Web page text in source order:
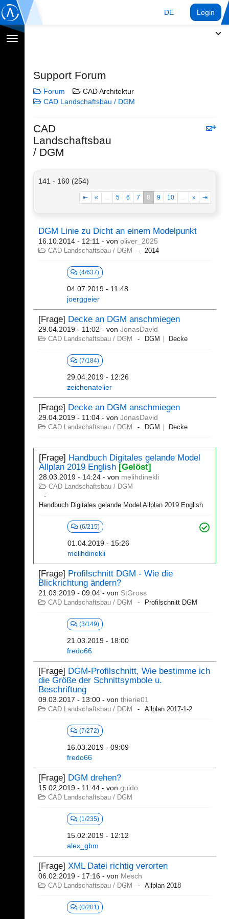
DE Login
Navigation
Support Forum
Forum
CAD Architektur
CAD Landschaftsbau / DGM
CAD
Landschaftsbau
/ DGM
141 - 160 (254)
⇤ « ... 5 6 7 8 9 10 ... » ⇥
DGM Linie zu Dicht an einem Modelpunkt
16.10.2014 - 12:11 - von oliver_2025
CAD Landschaftsbau / DGM 2014
(4/637)
04.07.2019 - 11:48
joerggeier
[Frage] Decke an DGM anschmiegen
29.04.2019 - 11:02 - von JonasDavid
CAD Landschaftsbau / DGM DGM Decke
(7/184)
29.04.2019 - 12:26
zeichenatelier
[Frage] Decke an DGM anschmiegen
29.04.2019 - 11:04 - von JonasDavid
CAD Landschaftsbau / DGM DGM Decke
[Frage] Handbuch Digitales gelande Model
Allplan 2019 English [Gelöst]
28.03.2019 - 14:24 - von melihdinekli
CAD Landschaftsbau / DGM
Handbuch Digitales gelande Model Allplan 2019 English
(6/215)
01.04.2019 - 15:26
melihdinekli
[Frage] Profilschnitt DGM - Wie die
Blickrichtung ändern?
21.03.2019 - 09:04 - von StGross
CAD Landschaftsbau / DGM Profilschnitt DGM
(3/149)
21.03.2019 - 18:00
fredo66
[Frage] DGM-Profilschnitt, Wie bestimme ich
die Größe der Schnittsymbole u.
Beschriftung
09.03.2017 - 13:00 - von thierie01
CAD Landschaftsbau / DGM Allplan 2017-1-2
(7/272)
16.03.2019 - 09:09
fredo66
[Frage] DGM drehen?
15.02.2019 - 11:44 - von guido
CAD Landschaftsbau / DGM
(1/235)
15.02.2019 - 12:12
alex_gbm
[Frage] XML Datei richtig verorten
06.02.2019 - 17:16 - von Mesch
CAD Landschaftsbau / DGM Allplan 2018
(0/201)